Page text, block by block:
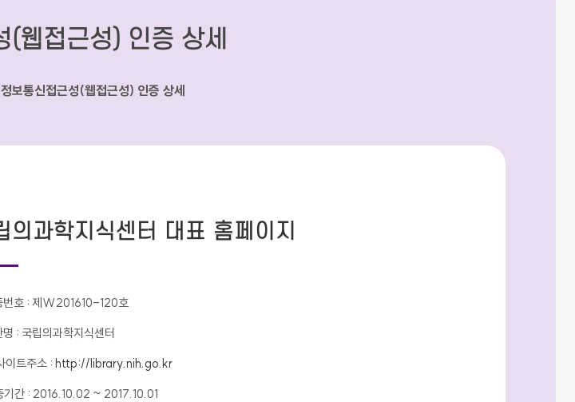
(웹접근성) 인증 상세
정보통신접근성(웹접근성) 인증 상세
의과학지식센터 대표 홈페이지
번호 :제W201610-120호
명 : 국립의과학지식센터
이트주소 :http://library.nih.go.kr
기간 : 2016.10.02 ~ 2017.10.01